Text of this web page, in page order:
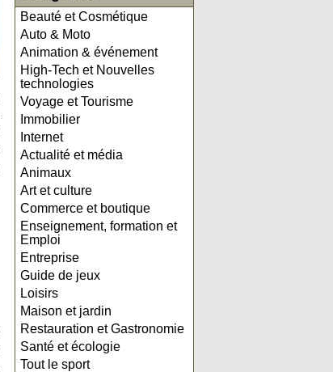
Beauté et Cosmétique
Auto & Moto
Animation & événement
High-Tech et Nouvelles
technologies
Voyage et Tourisme
Immobilier
Internet
Actualité et média
Animaux
Art et culture
Commerce et boutique
Enseignement, formation et
Emploi
Entreprise
Guide de jeux
Loisirs
Maison et jardin
Restauration et Gastronomie
Santé et écologie
Tout le sport